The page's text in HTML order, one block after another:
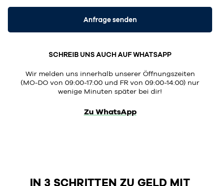
Anfrage senden
SCHREIB UNS AUCH AUF WHATSAPP
Wir melden uns innerhalb unserer Öffnungszeiten
(MO-DO von 09:00-17:00 und FR von 09:00-14:00) nur
wenige Minuten später bei dir!
Zu WhatsApp
IN 3 SCHRITTEN ZU GELD MIT